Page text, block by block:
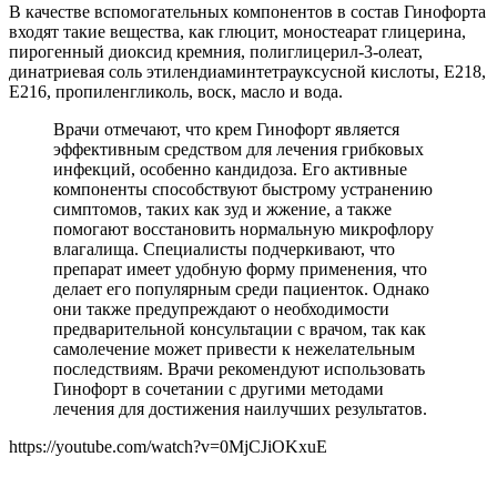
В качестве вспомогательных компонентов в состав Гинофорта
входят такие вещества, как глюцит, моностеарат глицерина,
пирогенный диоксид кремния, полиглицерил-3-олеат,
динатриевая соль этилендиаминтетрауксусной кислоты, Е218,
Е216, пропиленгликоль, воск, масло и вода.
Врачи отмечают, что крем Гинофорт является
эффективным средством для лечения грибковых
инфекций, особенно кандидоза. Его активные
компоненты способствуют быстрому устранению
симптомов, таких как зуд и жжение, а также
помогают восстановить нормальную микрофлору
влагалища. Специалисты подчеркивают, что
препарат имеет удобную форму применения, что
делает его популярным среди пациенток. Однако
они также предупреждают о необходимости
предварительной консультации с врачом, так как
самолечение может привести к нежелательным
последствиям. Врачи рекомендуют использовать
Гинофорт в сочетании с другими методами
лечения для достижения наилучших результатов.
https://youtube.com/watch?v=0MjCJiOKxuE